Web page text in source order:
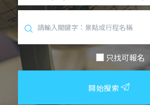
只找可報名
開始搜索